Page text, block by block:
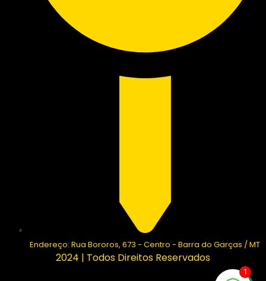
Endereço: Rua Bororos, 673 - Centro - Barra do Garças / MT
2024 | Todos Direitos Reservados
1